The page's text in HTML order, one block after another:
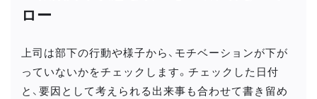
ロー
上司は部下の行動や様子から、モチベーションが下が
っていないかをチェックします。チェックした日付
と、要因として考えられる出来事も合わせて書き留め